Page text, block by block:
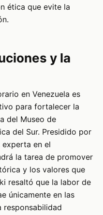
ética que evite la
y la
en Venezuela es
para fortalecer la
del Museo de
del Sur. Presidido por
experta en el
la tarea de promover
y los valores que
resaltó que la labor de
únicamente en las
responsabilidad